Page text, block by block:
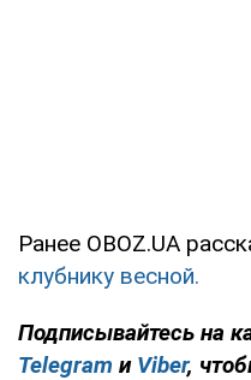
Ранее OBOZ.UA
клубнику весной.
Подписывайтесь на
Telegram и Viber,